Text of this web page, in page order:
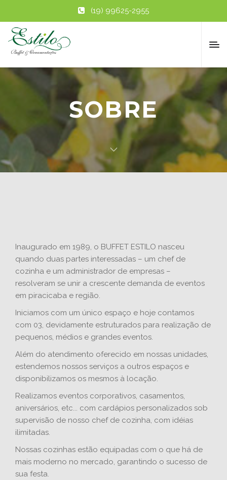
(19) 99625-2955
SOBRE
Inaugurado em 1989, o BUFFET ESTILO nasceu
quando duas partes interessadas – um chef de
cozinha e um administrador de empresas –
resolveram se unir a crescente demanda de eventos
em piracicaba e região.
Iniciamos com um único espaço e hoje contamos
com 03, devidamente estruturados para realização de
pequenos, médios e grandes eventos.
Além do atendimento oferecido em nossas unidades,
estendemos nossos serviços a outros espaços e
disponibilizamos os mesmos à locação.
Realizamos eventos corporativos, casamentos,
aniversários, etc... com cardápios personalizados sob
supervisão de nosso chef de cozinha, com idéias
ilimitadas.
Nossas cozinhas estão equipadas com o que há de
mais moderno no mercado, garantindo o sucesso de
sua festa.